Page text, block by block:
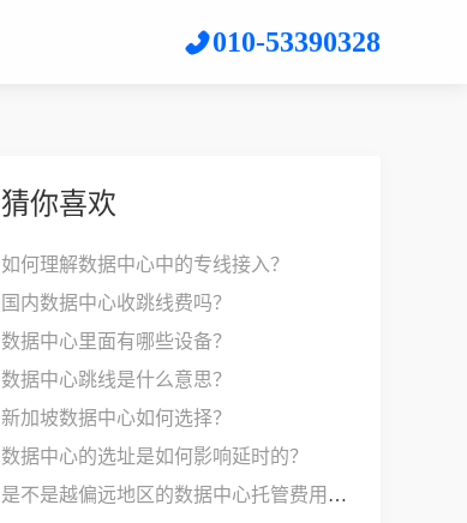
010-53390328
猜你喜欢
如何理解数据中心中的专线接入？
国内数据中心收跳线费吗？
数据中心里面有哪些设备？
数据中心跳线是什么意思？
新加坡数据中心如何选择？
数据中心的选址是如何影响延时的？
是不是越偏远地区的数据中心托管费用就越贵？